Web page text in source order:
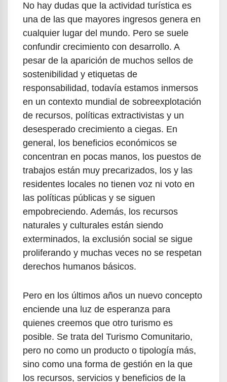
No hay dudas que la actividad turística es
una de las que mayores ingresos genera en
cualquier lugar del mundo. Pero se suele
confundir crecimiento con desarrollo. A
pesar de la aparición de muchos sellos de
sostenibilidad y etiquetas de
responsabilidad, todavía estamos inmersos
en un contexto mundial de sobreexplotación
de recursos, políticas extractivistas y un
desesperado crecimiento a ciegas. En
general, los beneficios económicos se
concentran en pocas manos, los puestos de
trabajos están muy precarizados, los y las
residentes locales no tienen voz ni voto en
las políticas públicas y se siguen
empobreciendo. Además, los recursos
naturales y culturales están siendo
exterminados, la exclusión social se sigue
proliferando y muchas veces no se respetan
derechos humanos básicos.
Pero en los últimos años un nuevo concepto
enciende una luz de esperanza para
quienes creemos que otro turismo es
posible. Se trata del Turismo Comunitario,
pero no como un producto o tipología más,
sino como una forma de gestión en la que
los recursos, servicios y beneficios de la